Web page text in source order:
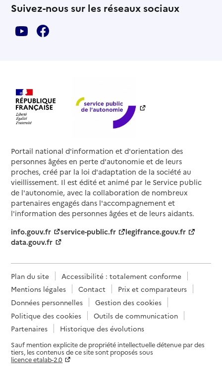
Suivez-nous sur les réseaux sociaux
Portail national d'information et d'orientation des
personnes âgées en perte d'autonomie et de leurs
proches, créé par la loi d'adaptation de la société au
vieillissement. Il est édité et animé par le Service public
de l'autonomie, avec la collaboration de nombreux
partenaires engagés dans l'accompagnement et
l'information des personnes âgées et de leurs aidants.
info.gouv.fr
service-public.fr
legifrance.gouv.fr
data.gouv.fr
Plan du site
Accessibilité : totalement conforme
Mentions légales
Contact
Prix et comparateurs
Données personnelles
Gestion des cookies
Politique des cookies
Outils de communication
Partenaires
Historique des évolutions
Sauf mention explicite de propriété intellectuelle détenue par des
tiers, les contenus de ce site sont proposés sous
licence etalab-2.0